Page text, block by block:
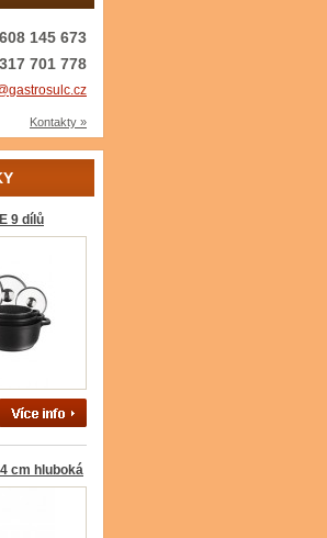
145 673
701 778
Kontakty »
9 dílů
cm hluboká